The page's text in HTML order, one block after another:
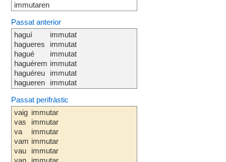
immutaren
Passat anterior
haguí
hagueres
hagué
haguérem
haguéreu
hagueren
immutat
immutat
immutat
immutat
immutat
immutat
Passat perifràstic
vaig
vas
va
vam
vau
van
immutar
immutar
immutar
immutar
immutar
immutar